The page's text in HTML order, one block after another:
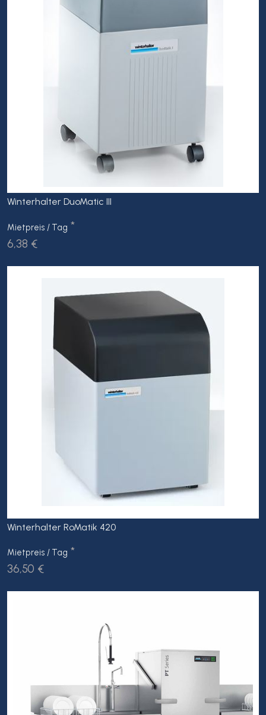
Winterhalter DuoMatic III
Mietpreis / Tag *
6,38 €
Winterhalter RoMatik 420
Mietpreis / Tag *
36,50 €